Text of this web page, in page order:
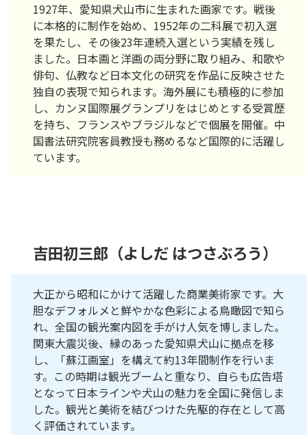
1927年、愛知県犬山市に生まれた画家です。戦後
に本格的に制作を始め、1952年の二科展で初入選
を果たし、その後23年連続入選という実績を残し
ました。日本画と洋画の両分野に取り組み、和歌や
俳句、仏教など日本文化の研究を作品に反映させた
独自の表現で知られます。海外展にも積極的に参加
し、カンヌ国際展グランプリをはじめとする受賞歴
を持ち、フランスやブラジルなどで個展を開催。中
国書法研究院客員教授も務めるなど国際的に活躍し
ています。
吉田初三郎（よしだ はつさぶろう）
大正から昭和にかけて活躍した商業美術家です。大
胆なデフォルメと鮮やかな色彩による鳥瞰図で知ら
れ、全国の観光案内図を手がけ人気を博しました。
関東大震災後、縁のあった愛知県犬山に拠点を移
し、「蘇江画室」を構えて約13年間制作を行いま
す。この時期は観光ブームと重なり、自らも広告塔
となって日本ラインや犬山の魅力を全国に発信しま
した。観光と美術を結びつけた先駆的存在として高
く評価されています。